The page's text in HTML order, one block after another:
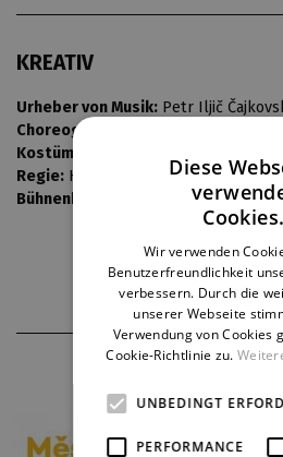
KREATIV
Urheber von Musik: Petr Iljič
Choreografie:
Kostüme:
Regie: Hana Machová
Bühnenbild:
Vladimír Soukenka
Diese
Cookies.
Wir verwenden
Benutzerfreundlichkeit
verbessern. Durch die
unserer Webseite
Verwendung von Cookies
Cookie-Richtlinie zu.
UNBEDINGT
PERFORMANCE